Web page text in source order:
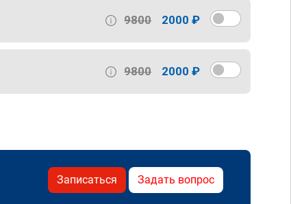
9800 2000 ₽
9800 2000 ₽
Записаться Задать вопрос